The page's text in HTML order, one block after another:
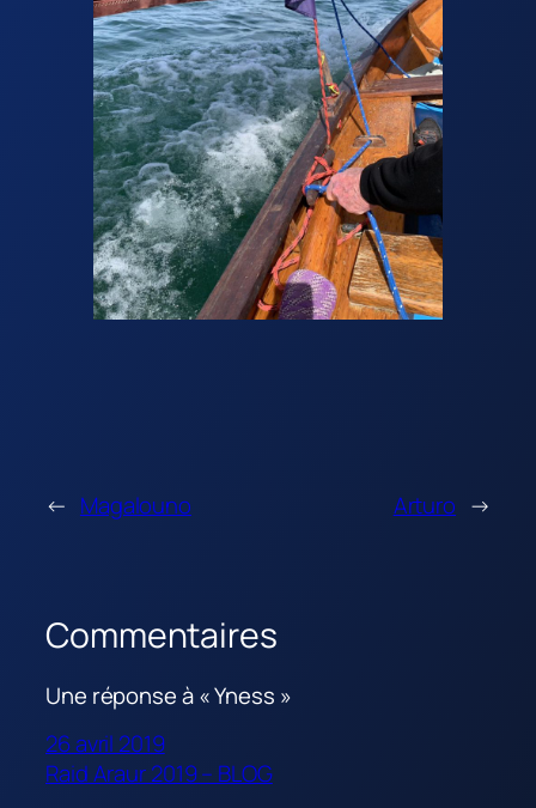
← Magalouno Arturo →
Commentaires
Une réponse à « Yness »
26 avril 2019
Raid Araur 2019 – BLOG